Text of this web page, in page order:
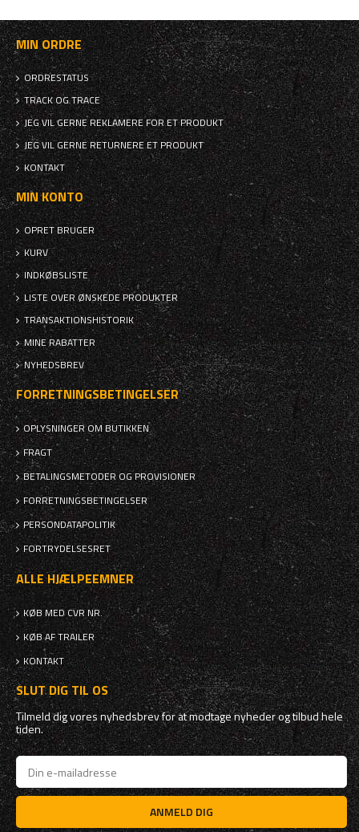
MIN ORDRE
ORDRESTATUS
TRACK OG TRACE
JEG VIL GERNE REKLAMERE FOR ET PRODUKT
JEG VIL GERNE RETURNERE ET PRODUKT
KONTAKT
MIN KONTO
OPRET BRUGER
KURV
INDKØBSLISTE
LISTE OVER ØNSKEDE PRODUKTER
TRANSAKTIONSHISTORIK
MINE RABATTER
NYHEDSBREV
FORRETNINGSBETINGELSER
OPLYSNINGER OM BUTIKKEN
FRAGT
BETALINGSMETODER OG PROVISIONER
FORRETNINGSBETINGELSER
PERSONDATAPOLITIK
FORTRYDELSESRET
ALLE HJÆLPEEMNER
KØB MED CVR NR.
KØB AF TRAILER
KONTAKT
SLUT DIG TIL OS
Tilmeld dig vores nyhedsbrev for at modtage nyheder og tilbud hele
tiden.
ANMELD DIG